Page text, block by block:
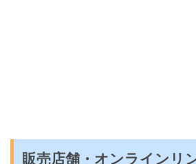
販売店舗・オンラインリ